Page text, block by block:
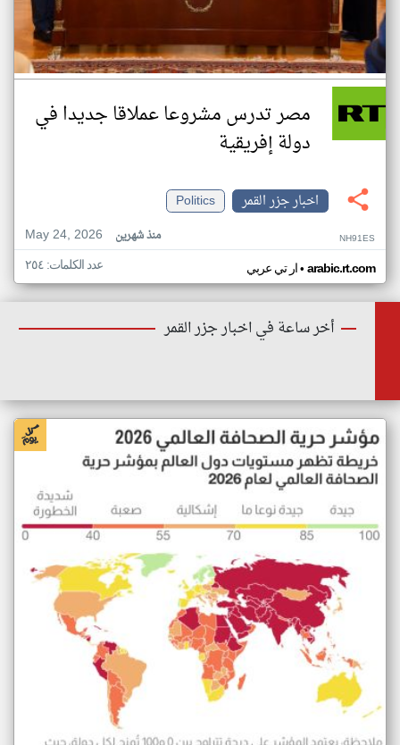
مصر تدرس مشروعا عملاقا جديدا في
دولة إفريقية
اخبار جزر القمر
Politics
May 24, 2026
منذ شهرين NH91ES
ار تي عربي• arabic.rt.com عدد الكلمات: ٢٥٤
أخر ساعة في اخبار جزر القمر